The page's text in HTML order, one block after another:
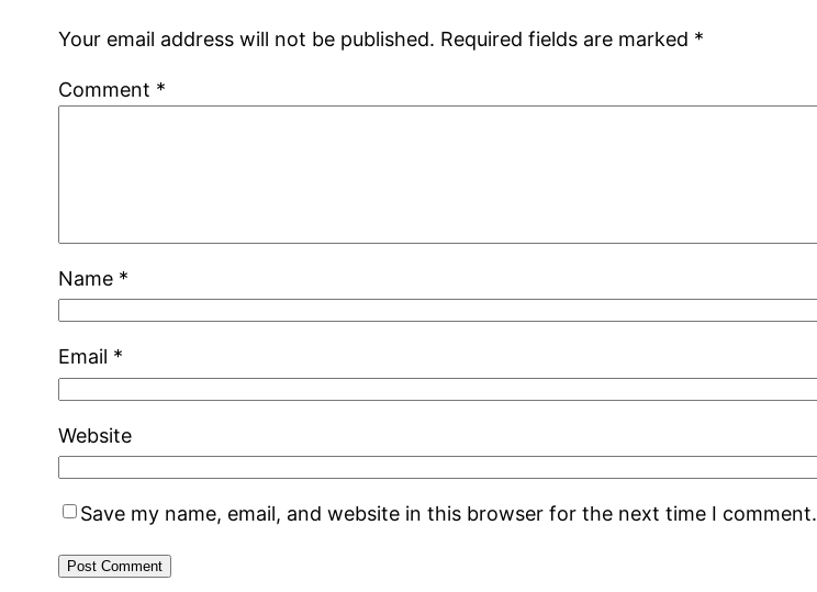
Your email address will not be published. Required fields are marked *
Comment *
Name *
Email *
Website
Save my name, email, and website in this browser for the next time I comment.